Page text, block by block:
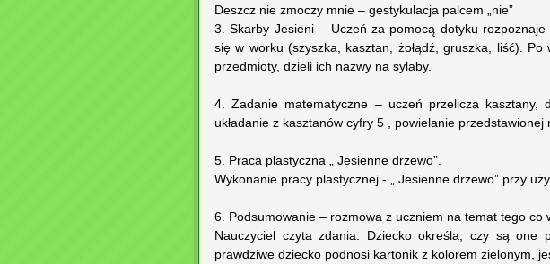
Deszcz nie zmoczy mnie – gestykulacja palcem „nie”
3. Skarby Jesieni – Uczeń za pomocą dotyku
się w worku (szyszka, kasztan, żołądź, gruszka, liść).
przedmioty, dzieli ich nazwy na sylaby.
4. Zadanie matematyczne – uczeń przelicza kasztany,
układanie z kasztanów cyfry 5 , powielanie przedstawionej
5. Praca plastyczna „ Jesienne drzewo”.
Wykonanie pracy plastycznej - „ Jesienne drzewo” przy
6. Podsumowanie – rozmowa z uczniem na temat tego co
Nauczyciel czyta zdania. Dziecko określa, czy są one
prawdziwe dziecko podnosi kartonik z kolorem zielonym,